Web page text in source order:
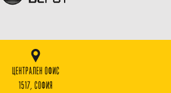
ЦЕНТРАЛЕН ОФИС
1517, СОФИЯ